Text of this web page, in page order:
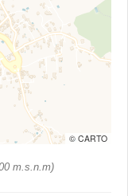
© CARTO
m.s.n.m)